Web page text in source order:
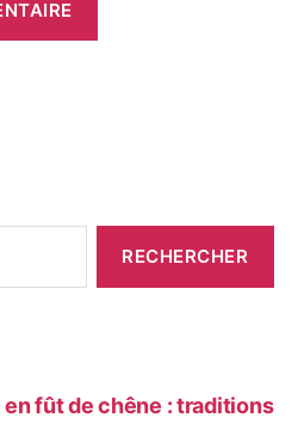
fût de chêne : traditions